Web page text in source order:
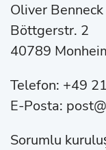
Oliver Benneck
Böttgerstr. 2
40789
Telefon: +49
E-Posta:
Sorumlu